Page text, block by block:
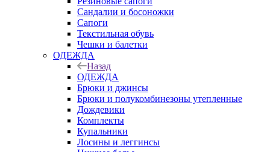
Сандалии и босоножки
Сапоги
Текстильная обувь
Чешки и балетки
ОДЕЖДА
Назад
ОДЕЖДА
Брюки и джинсы
Брюки и полукомбинезоны утепленные
Дождевики
Комплекты
Купальники
Лосины и леггинсы